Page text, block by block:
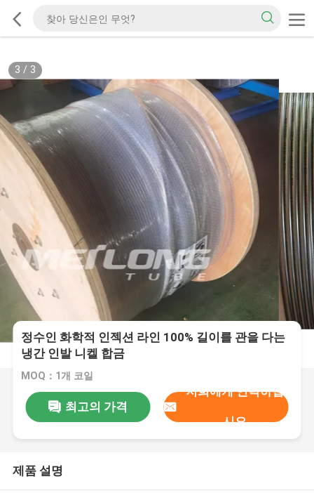
3 / 3
정수인 화학적 인젝션 라인 100% 길이를 관을 다는
냉간 인발 니켈 합금
MOQ：1개 코일
최고의 가격
저희에게 연락하십
시오
제품 설명